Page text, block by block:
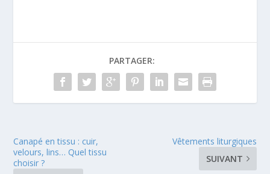
PARTAGER:
Canapé en tissu : cuir,
velours, lins… Quel tissu
choisir ?
Vêtements liturgiques
SUIVANT